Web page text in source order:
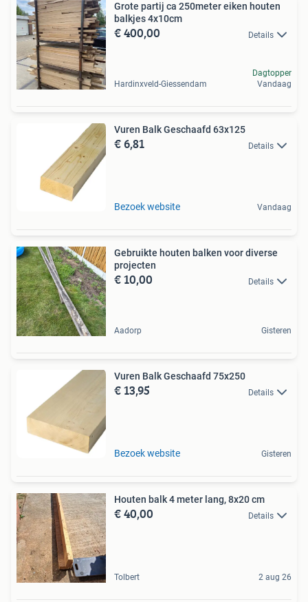
Grote partij ca 250meter eiken houten
balkjes 4x10cm
€ 400,00 Details
Hardinxveld-Giessendam
Dagtopper
Vandaag
Vuren Balk Geschaafd 63x125
€ 6,81 Details
Bezoek website Vandaag
Gebruikte houten balken voor diverse
projecten
€ 10,00 Details
Aadorp Gisteren
Vuren Balk Geschaafd 75x250
€ 13,95 Details
Bezoek website Gisteren
Houten balk 4 meter lang, 8x20 cm
€ 40,00 Details
Tolbert 2 aug 26